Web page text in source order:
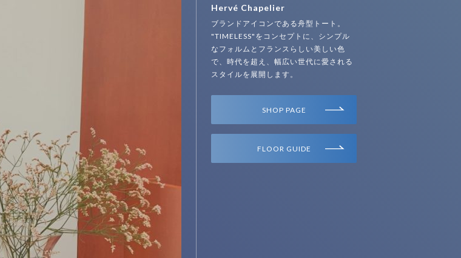
Hervé Chapelier
ブランドアイコンである舟型トート。
"TIMELESS"をコンセプトに、シンプル
なフォルムとフランスらしい美しい色
で、時代を超え、幅広い世代に愛される
スタイルを展開します。
SHOP PAGE
FLOOR GUIDE